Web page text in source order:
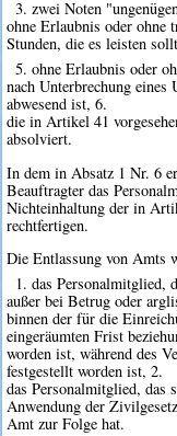
3. zwei Noten
ohne Erlaubnis oder ohne
Stunden, die es leisten
5. ohne Erlaubnis oder
nach Unterbrechung eines
abwesend ist, 6.
die in Artikel 41
absolviert.
In dem in Absatz 1 Nr. 6
Beauftragter das
Nichteinhaltung der in
rechtfertigen.
Die Entlassung von Amts
1. das Personalmitglied,
außer bei Betrug oder
binnen der für die
eingeräumten Frist
worden ist, während des
festgestellt worden ist, 2.
das Personalmitglied, das
Anwendung der
Amt zur Folge hat.